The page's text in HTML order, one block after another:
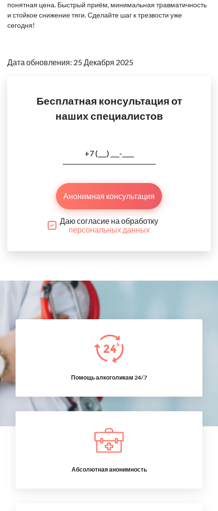
понятная цена. Быстрый приём, минимальная травматичность
и стойкое снижение тяги. Сделайте шаг к трезвости уже
сегодня!
Дата обновления: 25 Декабря 2025
Бесплатная консультация от
наших специалистов
Анонимная консультация
Даю согласие на обработку
персональных данных
Помощь алкоголикам 24/7
Абсолютная анонимность